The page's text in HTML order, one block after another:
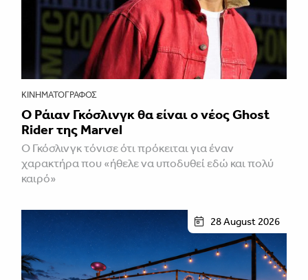
ΚΙΝΗΜΑΤΟΓΡΆΦΟΣ
Ο Ράιαν Γκόσλινγκ θα είναι ο νέος Ghost
Rider της Marvel
Ο Γκόσλινγκ τόνισε ότι πρόκειται για έναν
χαρακτήρα που «ήθελε να υποδυθεί εδώ και πολύ
καιρό»
28 August 2026